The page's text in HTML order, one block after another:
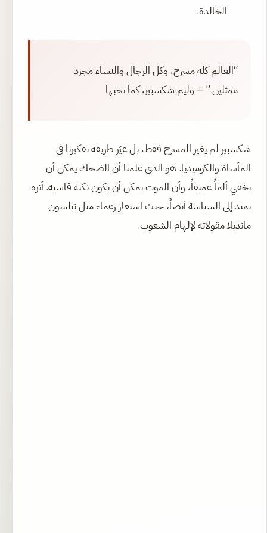
الخالدة.
“العالم كله مسرح، وكل الرجال والنساء مجرد
ممثلين.” – وليم شكسبير، كما تحبها
شكسبير لم يغير المسرح فقط، بل غيّر طريقة تفكيرنا في
المأساة والكوميديا. هو الذي علمنا أن الضحك يمكن أن
يخفي ألماً عميقاً، وأن الموت يمكن أن يكون نكتة قاسية. أثره
يمتد إلى السياسة أيضاً، حيث استعار زعماء مثل نيلسون
مانديلا مقولاته لإلهام الشعوب.